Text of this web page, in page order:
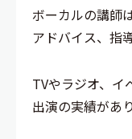
ボーカルの講師
アドバイス、指
TVやラジオ、イ
出演の実績があ